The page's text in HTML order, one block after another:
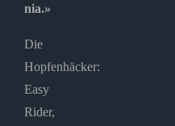
nia.»
Die
Hopfenhäcker:
Easy
Rider,